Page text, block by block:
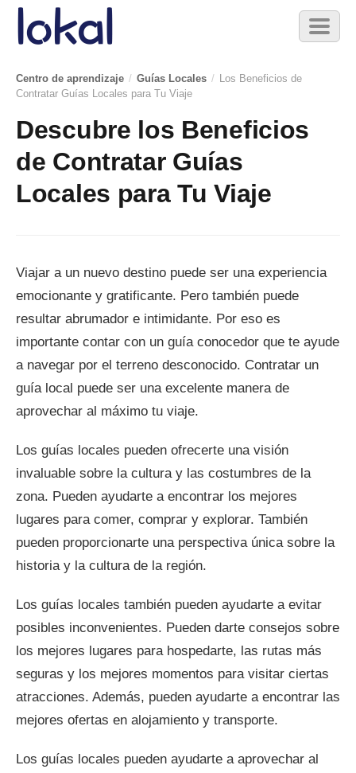
Skip to main content
Toggle
Centro de aprendizaje / Guías Locales / Los Beneficios de
Contratar Guías Locales para Tu Viaje
Descubre los Beneficios
de Contratar Guías
Locales para Tu Viaje
Viajar a un nuevo destino puede ser una experiencia
emocionante y gratificante. Pero también puede
resultar abrumador e intimidante. Por eso es
importante contar con un guía conocedor que te ayude
a navegar por el terreno desconocido. Contratar un
guía local puede ser una excelente manera de
aprovechar al máximo tu viaje.
Los guías locales pueden ofrecerte una visión
invaluable sobre la cultura y las costumbres de la
zona. Pueden ayudarte a encontrar los mejores
lugares para comer, comprar y explorar. También
pueden proporcionarte una perspectiva única sobre la
historia y la cultura de la región.
Los guías locales también pueden ayudarte a evitar
posibles inconvenientes. Pueden darte consejos sobre
los mejores lugares para hospedarte, las rutas más
seguras y los mejores momentos para visitar ciertas
atracciones. Además, pueden ayudarte a encontrar las
mejores ofertas en alojamiento y transporte.
Los guías locales pueden ayudarte a aprovechar al